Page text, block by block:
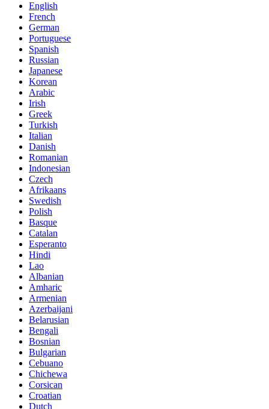
English
French
German
Portuguese
Spanish
Russian
Japanese
Korean
Arabic
Irish
Greek
Turkish
Italian
Danish
Romanian
Indonesian
Czech
Afrikaans
Swedish
Polish
Basque
Catalan
Esperanto
Hindi
Lao
Albanian
Amharic
Armenian
Azerbaijani
Belarusian
Bengali
Bosnian
Bulgarian
Cebuano
Chichewa
Corsican
Croatian
Dutch